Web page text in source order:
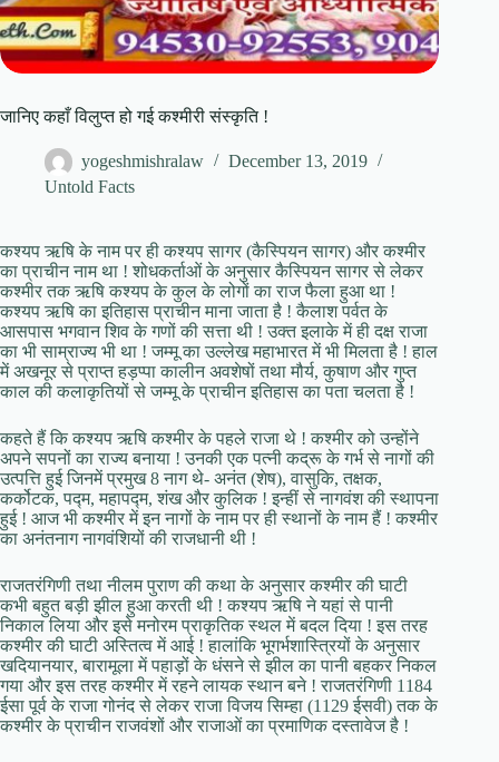
जानिए कहाँ विलुप्त हो गई कश्मीरी संस्कृति !
yogeshmishralaw
December 13, 2019
Untold Facts
कश्यप ऋषि के नाम पर ही कश्यप सागर (कैस्पियन सागर) और कश्मीर
का प्राचीन नाम था ! शोधकर्ताओं के अनुसार कैस्पियन सागर से लेकर
कश्मीर तक ऋषि कश्यप के कुल के लोगों का राज फैला हुआ था !
कश्यप ऋषि का इतिहास प्राचीन माना जाता है ! कैलाश पर्वत के
आसपास भगवान शिव के गणों की सत्ता थी ! उक्त इलाके में ही दक्ष राजा
का भी साम्राज्य भी था ! जम्मू का उल्‍लेख महाभारत में भी मिलता है ! हाल
में अखनूर से प्राप्‍त हड़प्‍पा कालीन अवशेषों तथा मौर्य, कुषाण और गुप्‍त
काल की कलाकृतियों से जम्मू के प्राचीन इतिहास का पता चलता है !
कहते हैं कि कश्यप ऋषि कश्मीर के पहले राजा थे ! कश्मीर को उन्होंने
अपने सपनों का राज्य बनाया ! उनकी एक पत्नी कद्रू के गर्भ से नागों की
उत्पत्ति हुई जिनमें प्रमुख 8 नाग थे- अनंत (शेष), वासुकि, तक्षक,
कर्कोटक, पद्म, महापद्म, शंख और कुलिक ! इन्हीं से नागवंश की स्थापना
हुई ! आज भी कश्मीर में इन नागों के नाम पर ही स्थानों के नाम हैं ! कश्मीर
का अनंतनाग नागवंशियों की राजधानी थी !
राजतरंगिणी तथा नीलम पुराण की कथा के अनुसार कश्‍मीर की घाटी
कभी बहुत बड़ी झील हुआ करती थी ! कश्यप ऋषि ने यहां से पानी
निकाल लिया और इसे मनोरम प्राकृतिक स्‍थल में बदल दिया ! इस तरह
कश्मीर की घाटी अस्तित्व में आई ! हालांकि भूगर्भशास्त्रियों के अनुसार
खदियानयार, बारामूला में पहाड़ों के धंसने से झील का पानी बहकर निकल
गया और इस तरह कश्मीर में रहने लायक स्थान बने ! राजतरंगिणी 1184
ईसा पूर्व के राजा गोनंद से लेकर राजा विजय सिम्हा (1129 ईसवी) तक के
कश्मीर के प्राचीन राजवंशों और राजाओं का प्रमाणिक दस्तावेज है !